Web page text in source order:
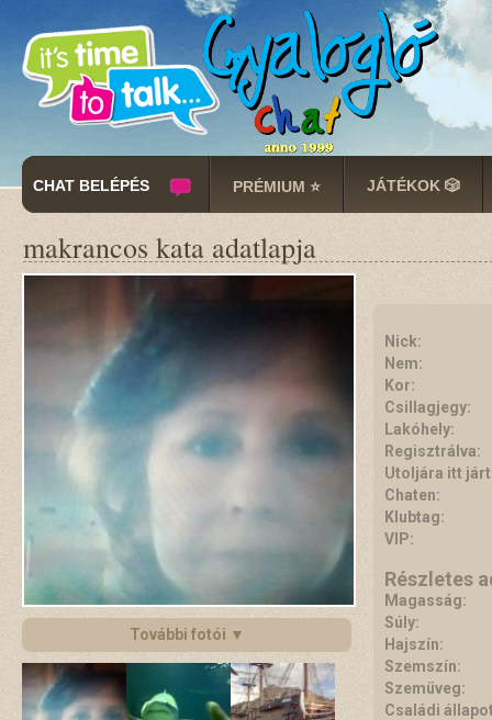
CHAT BELÉPÉS PRÉMIUM ⭐ JÁTÉKOK 🎲
makrancos kata adatlapja
További fotói ▼
Nick:
Nem:
Kor:
Csillagjegy:
Lakóhely:
Regisztrálva:
Utoljára itt
Chaten:
Klubtag:
VIP:
Részletes
Magasság:
Súly:
Hajszín:
Szemszín:
Szemüveg:
Családi